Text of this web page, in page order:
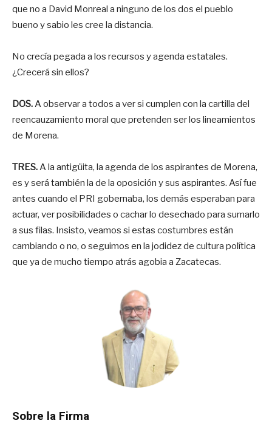
que no a David Monreal a ninguno de los dos el pueblo
bueno y sabio les cree la distancia.
No crecía pegada a los recursos y agenda estatales.
¿Crecerá sin ellos?
DOS.A observar a todos a ver si cumplen con la cartilla del
reencauzamiento moral que pretenden ser los lineamientos
de Morena.
TRES.A la antigüita, la agenda de los aspirantes de Morena,
es y será también la de la oposición y sus aspirantes. Así fue
antes cuando el PRI gobernaba, los demás esperaban para
actuar, ver posibilidades o cachar lo desechado para sumarlo
a sus filas. Insisto, veamos si estas costumbres están
cambiando o no, o seguimos en la jodidez de cultura política
que ya de mucho tiempo atrás agobia a Zacatecas.
Sobre la Firma